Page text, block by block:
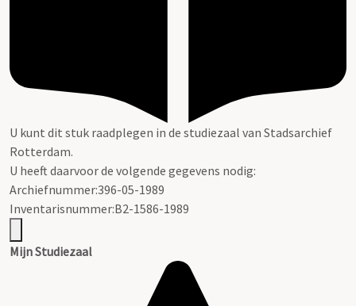
U kunt dit stuk raadplegen in de studiezaal van Stadsarchief
Rotterdam.
U heeft daarvoor de volgende gegevens nodig:
Archiefnummer:396-05-1989
Inventarisnummer:B2-1586-1989
Mijn Studiezaal